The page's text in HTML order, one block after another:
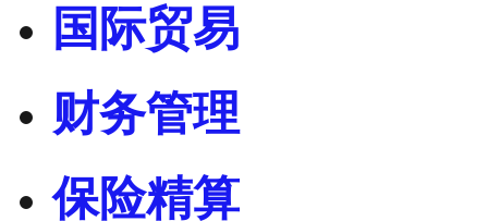
国际贸易
财务管理
保险精算